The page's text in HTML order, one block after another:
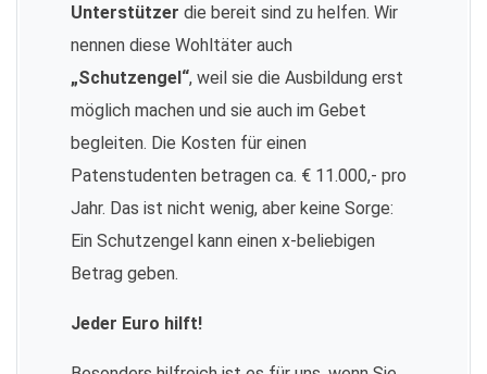
Unterstützer die bereit sind zu helfen. Wir
nennen diese Wohltäter auch
„Schutzengel“, weil sie die Ausbildung erst
möglich machen und sie auch im Gebet
begleiten. Die Kosten für einen
Patenstudenten betragen ca. € 11.000,- pro
Jahr. Das ist nicht wenig, aber keine Sorge:
Ein Schutzengel kann einen x-beliebigen
Betrag geben.
Jeder Euro hilft!